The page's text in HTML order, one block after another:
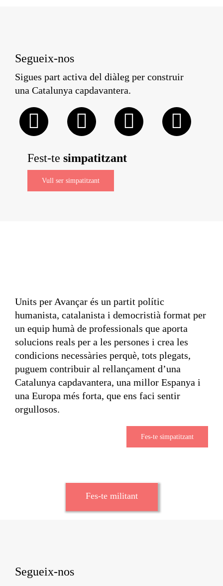
Segueix-nos
Sigues part activa del diàleg per construir
una Catalunya capdavantera.
Fest-te simpatitzant
Vull ser simpatitzant
Units per Avançar és un partit polític
humanista, catalanista i democristià format per
un equip humà de professionals que aporta
solucions reals per a les persones i crea les
condicions necessàries perquè, tots plegats,
puguem contribuir al rellançament d’una
Catalunya capdavantera, una millor Espanya i
una Europa més forta, que ens faci sentir
orgullosos.
Fes-te simpatitzant
Fes-te militant
Segueix-nos